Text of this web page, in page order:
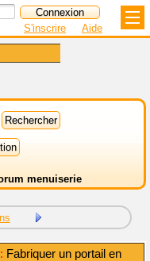
S'inscrire Aide
menuiserie
Fabriquer un portail en